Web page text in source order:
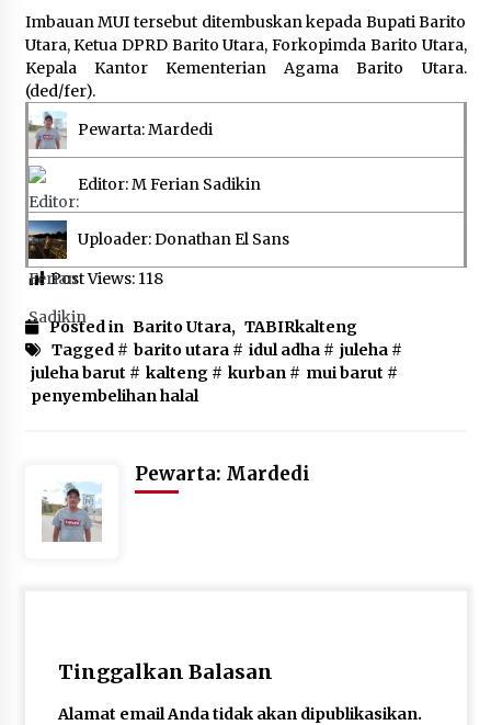
Imbauan MUI tersebut ditembuskan kepada Bupati Barito
Utara, Ketua DPRD Barito Utara, Forkopimda Barito Utara,
Kepala Kantor Kementerian Agama Barito Utara.
(ded/fer).
Pewarta: Mardedi
Editor: M Ferian Sadikin
Uploader: Donathan El Sans
Post Views: 118
Posted in Barito Utara, TABIRkalteng
Tagged # barito utara# idul adha# juleha#
juleha barut # kalteng# kurban # mui barut #
penyembelihan halal
Pewarta: Mardedi
Tinggalkan Balasan
Alamat email Anda tidak akan dipublikasikan.